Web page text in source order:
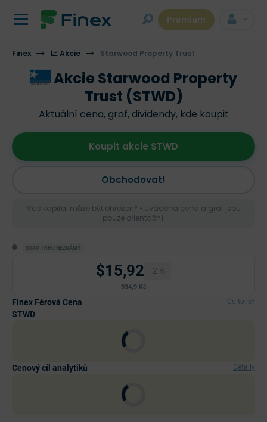
Premium
Finex 📈 Akcie Starwood Property Trust
Akcie Starwood Property
Trust (STWD)
Aktuální cena, graf, dividendy, kde koupit
Obchodovat!
Koupit akcie STWD
Váš kapitál může být ohrožen* • Uváděná cena a graf jsou
pouze orientační.
STAV TRHU NEZNÁMÝ
$15,92 -2 %
334,9 Kč
Finex Férová Cena
STWD
Co to je?
Cenový cíl analytiků Detaily